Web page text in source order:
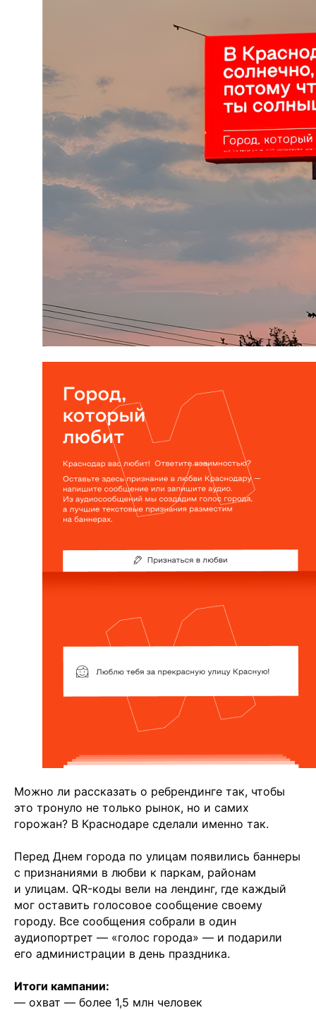
Можно ли рассказать о ребрендинге так, чтобы
это тронуло не только рынок, но и самих
горожан? В Краснодаре сделали именно так.
Перед Днем города по улицам появились баннеры
с признаниями в любви к паркам, районам
и улицам. QR-коды вели на лендинг, где каждый
мог оставить голосовое сообщение своему
городу. Все сообщения собрали в один
аудиопортрет — «голос города» — и подарили
его администрации в день праздника.
Итоги кампании:
— охват — более 1,5 млн человек